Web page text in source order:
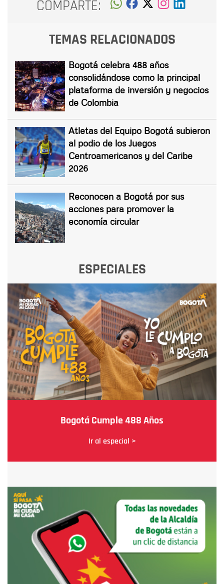
COMPARTE:
TEMAS RELACIONADOS
Bogotá celebra 488 años
consolidándose como la principal
plataforma de inversión y negocios
de Colombia
Atletas del Equipo Bogotá subieron
al podio de los Juegos
Centroamericanos y del Caribe
2026
Reconocen a Bogotá por sus
acciones para promover la
economía circular
ESPECIALES
Bogotá Cumple 488 Años
Ir al especial >